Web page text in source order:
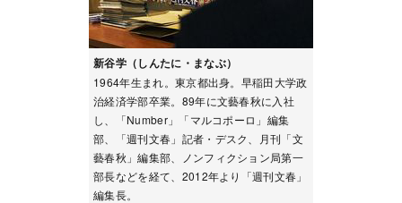
新谷学（しんたに・まなぶ）
1964年生まれ。東京都出身。早稲田大学政
治経済学部卒業。89年に文藝春秋に入社
し、「Number」「マルコポーロ」編集
部、「週刊文春」記者・デスク、月刊「文
藝春秋」編集部、ノンフィクション局第一
部長などを経て、2012年より「週刊文春」
編集長。